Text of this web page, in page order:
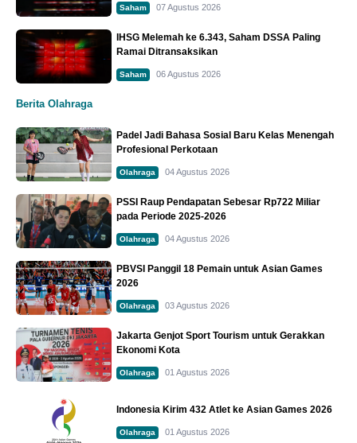
Saham 07 Agustus 2026
IHSG Melemah ke 6.343, Saham DSSA Paling
Ramai Ditransaksikan
Saham 06 Agustus 2026
Berita Olahraga
Padel Jadi Bahasa Sosial Baru Kelas Menengah
Profesional Perkotaan
Olahraga 04 Agustus 2026
PSSI Raup Pendapatan Sebesar Rp722 Miliar
pada Periode 2025-2026
Olahraga 04 Agustus 2026
PBVSI Panggil 18 Pemain untuk Asian Games
2026
Olahraga 03 Agustus 2026
Jakarta Genjot Sport Tourism untuk Gerakkan
Ekonomi Kota
Olahraga 01 Agustus 2026
Indonesia Kirim 432 Atlet ke Asian Games 2026
Olahraga 01 Agustus 2026